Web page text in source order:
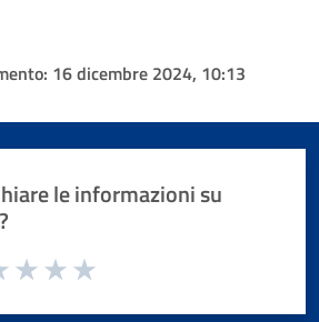
16 dicembre 2024, 10:13
le informazioni su
la pagina